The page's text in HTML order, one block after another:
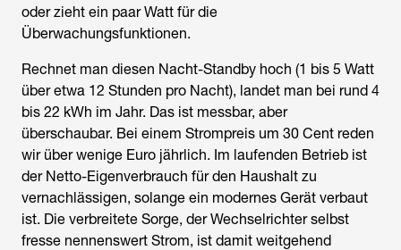
oder zieht ein paar Watt für die
Überwachungsfunktionen.
Rechnet man diesen Nacht-Standby hoch (1 bis 5 Watt
über etwa 12 Stunden pro Nacht), landet man bei rund 4
bis 22 kWh im Jahr. Das ist messbar, aber
überschaubar. Bei einem Strompreis um 30 Cent reden
wir über wenige Euro jährlich. Im laufenden Betrieb ist
der Netto-Eigenverbrauch für den Haushalt zu
vernachlässigen, solange ein modernes Gerät verbaut
ist. Die verbreitete Sorge, der Wechselrichter selbst
fresse nennenswert Strom, ist damit weitgehend